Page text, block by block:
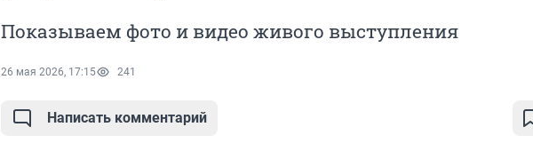
Показываем фото и видео живого выступления
26 мая 2026, 17:15 241
Написать комментарий